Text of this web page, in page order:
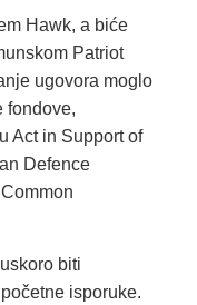
Hawk, a biće
Patriot
ugovora moglo
fondove,
Act in Support of
Defence
biti
isporuke.